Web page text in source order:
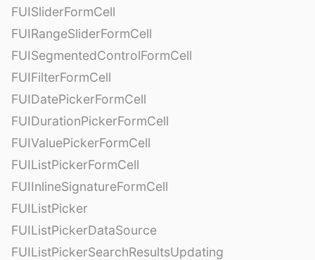
FUISliderFormCell
FUIRangeSliderFormCell
FUISegmentedControlFormCell
FUIFilterFormCell
FUIDatePickerFormCell
FUIDurationPickerFormCell
FUIValuePickerFormCell
FUIListPickerFormCell
FUIInlineSignatureFormCell
FUIListPicker
FUIListPickerDataSource
FUIListPickerSearchResultsUpdating